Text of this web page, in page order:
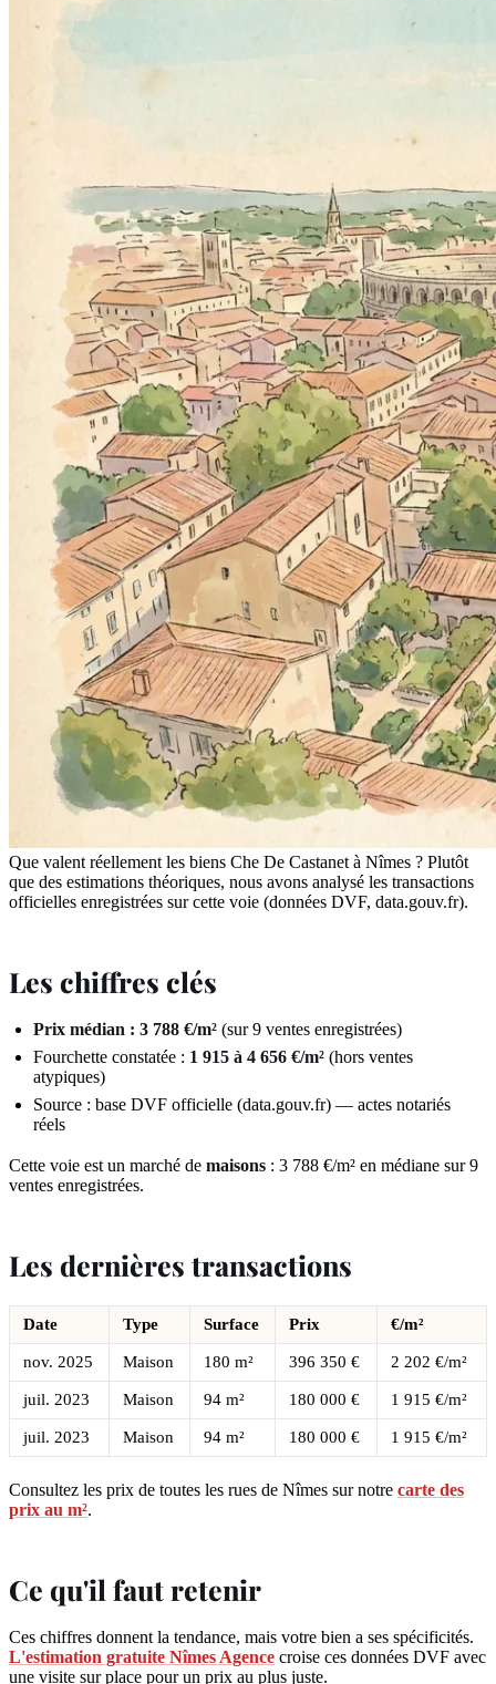
Que valent réellement les biens Che De Castanet à Nîmes ? Plutôt
que des estimations théoriques, nous avons analysé les transactions
officielles enregistrées sur cette voie (données DVF, data.gouv.fr).
Les chiffres clés
Prix médian : 3 788 €/m² (sur 9 ventes enregistrées)
Fourchette constatée : 1 915 à 4 656 €/m² (hors ventes
atypiques)
Source : base DVF officielle (data.gouv.fr) — actes notariés
réels
Cette voie est un marché de maisons : 3 788 €/m² en médiane sur 9
ventes enregistrées.
Les dernières transactions
Date Type Surface Prix €/m²
nov. 2025 Maison 180 m² 396 350 € 2 202 €/m²
juil. 2023 Maison 94 m² 180 000 € 1 915 €/m²
juil. 2023 Maison 94 m² 180 000 € 1 915 €/m²
Consultez les prix de toutes les rues de Nîmes sur notre carte des
prix au m².
Ce qu'il faut retenir
Ces chiffres donnent la tendance, mais votre bien a ses spécificités.
L'estimation gratuite Nîmes Agence croise ces données DVF avec
une visite sur place pour un prix au plus juste.